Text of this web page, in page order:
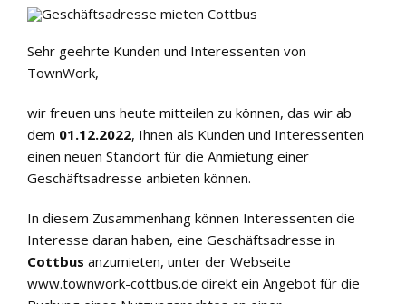
Sehr geehrte Kunden und Interessenten von
TownWork,
wir freuen uns heute mitteilen zu können, das wir ab
dem 01.12.2022, Ihnen als Kunden und Interessenten
einen neuen Standort für die Anmietung einer
Geschäftsadresse anbieten können.
In diesem Zusammenhang können Interessenten die
Interesse daran haben, eine Geschäftsadresse in
Cottbus anzumieten, unter der Webseite
www.townwork-cottbus.de direkt ein Angebot für die